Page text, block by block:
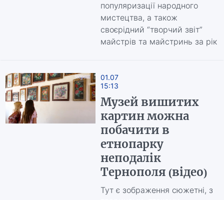
популяризації народного
мистецтва, а також
своєрідний “творчий звіт”
майстрів та майстринь за рік
01.07
15:13
Музей вишитих
картин можна
побачити в
етнопарку
неподалік
Тернополя (відео)
Тут є зображення сюжетні, з